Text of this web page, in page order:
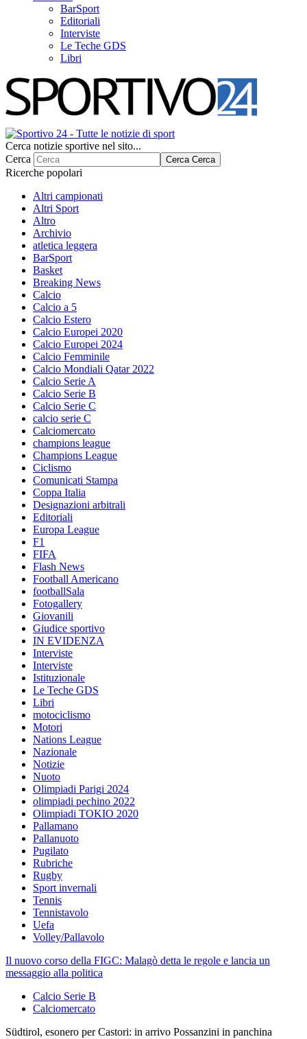
BarSport
Editoriali
Interviste
Le Teche GDS
Libri
Cerca notizie sportive nel sito...
Cerca
Cerca Cerca
Ricerche popolari
Altri campionati
Altri Sport
Altro
Archivio
atletica leggera
BarSport
Basket
Breaking News
Calcio
Calcio a 5
Calcio Estero
Calcio Europei 2020
Calcio Europei 2024
Calcio Femminile
Calcio Mondiali Qatar 2022
Calcio Serie A
Calcio Serie B
Calcio Serie C
calcio serie C
Calciomercato
champions league
Champions League
Ciclismo
Comunicati Stampa
Coppa Italia
Designazioni arbitrali
Editoriali
Europa League
F1
FIFA
Flash News
Football Americano
footballSala
Fotogallery
Giovanili
Giudice sportivo
IN EVIDENZA
Interviste
Interviste
Istituzionale
Le Teche GDS
Libri
motociclismo
Motori
Nations League
Nazionale
Notizie
Nuoto
Olimpiadi Parigi 2024
olimpiadi pechino 2022
Olimpiadi TOKIO 2020
Pallamano
Pallanuoto
Pugilato
Rubriche
Rugby
Sport invernali
Tennis
Tennistavolo
Uefa
Volley/Pallavolo
Il nuovo corso della FIGC: Malagò detta le regole e lancia un
messaggio alla politica
Calcio Serie B
Calciomercato
Südtirol, esonero per Castori: in arrivo Possanzini in panchina